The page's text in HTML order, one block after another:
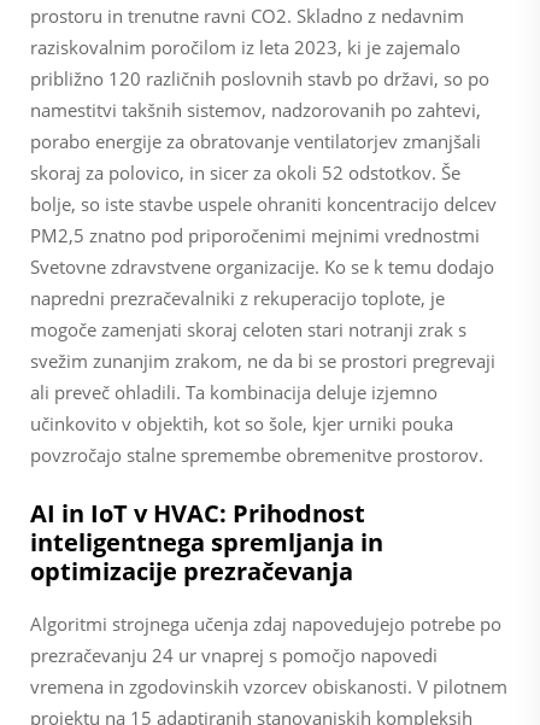
prostoru in trenutne ravni CO2. Skladno z nedavnim
raziskovalnim poročilom iz leta 2023, ki je zajemalo
približno 120 različnih poslovnih stavb po državi, so po
namestitvi takšnih sistemov, nadzorovanih po zahtevi,
porabo energije za obratovanje ventilatorjev zmanjšali
skoraj za polovico, in sicer za okoli 52 odstotkov. Še
bolje, so iste stavbe uspele ohraniti koncentracijo delcev
PM2,5 znatno pod priporočenimi mejnimi vrednostmi
Svetovne zdravstvene organizacije. Ko se k temu dodajo
napredni prezračevalniki z rekuperacijo toplote, je
mogoče zamenjati skoraj celoten stari notranji zrak s
svežim zunanjim zrakom, ne da bi se prostori pregrevaji
ali preveč ohladili. Ta kombinacija deluje izjemno
učinkovito v objektih, kot so šole, kjer urniki pouka
povzročajo stalne spremembe obremenitve prostorov.
AI in IoT v HVAC: Prihodnost
inteligentnega spremljanja in
optimizacije prezračevanja
Algoritmi strojnega učenja zdaj napovedujejo potrebe po
prezračevanju 24 ur vnaprej s pomočjo napovedi
vremena in zgodovinskih vzorcev obiskanosti. V pilotnem
projektu na 15 adaptiranih stanovanjskih kompleksih